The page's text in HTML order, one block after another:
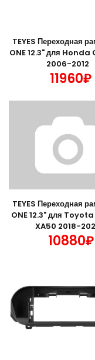
TEYES Переходная
ONE 12.3" для Honda
2006-2012
11960₽
TEYES Переходная
ONE 12.3" для
XA50 2018-
10880₽